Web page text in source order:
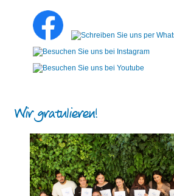
Wir gratulieren!